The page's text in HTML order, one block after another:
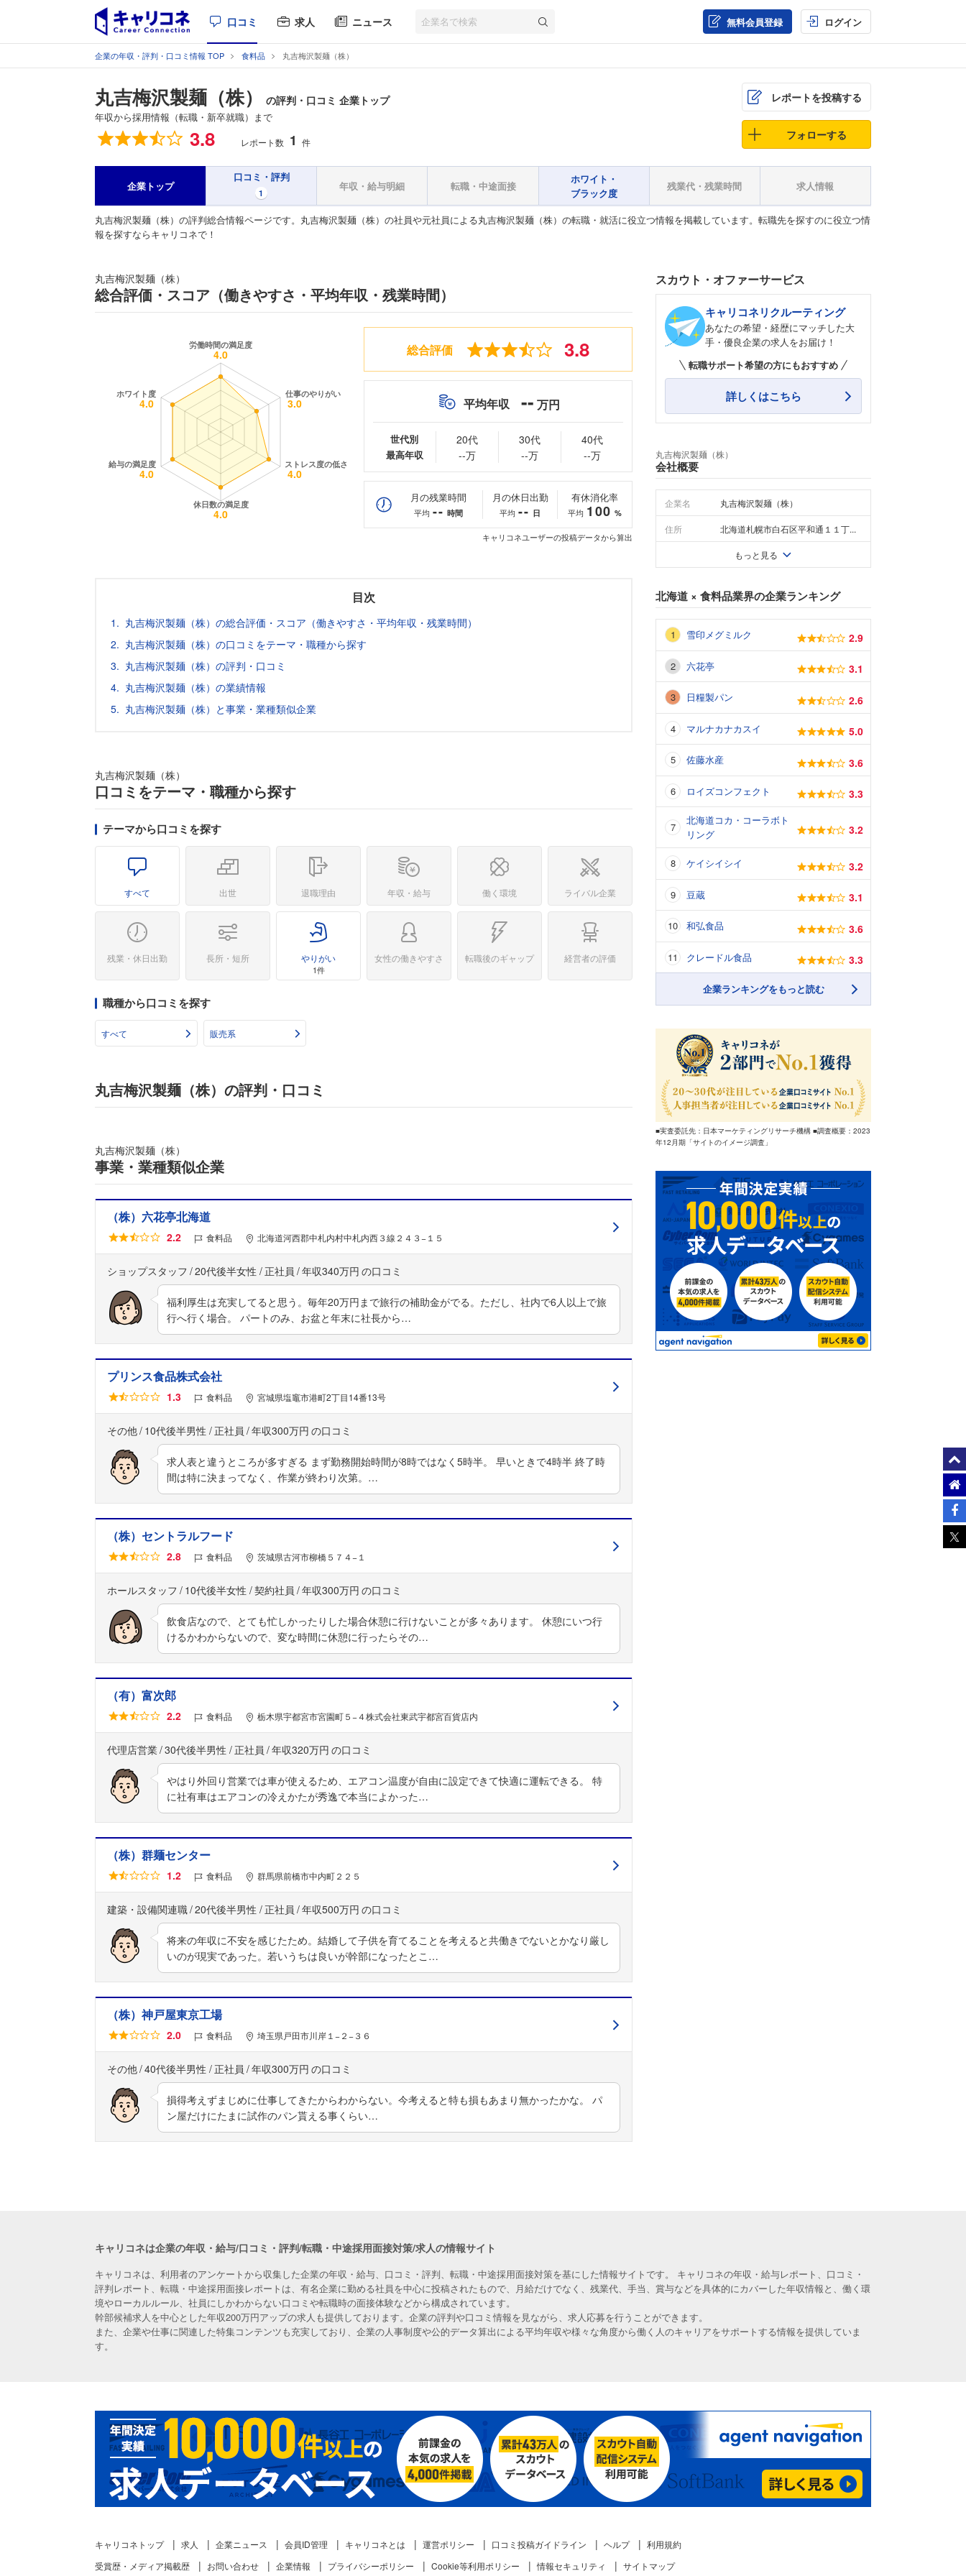
口コミ 求人 ニュース 無料会員登録 ログイン
企業の年収・評判・口コミ情報 TOP 食料品 丸吉梅沢製麺（株）
丸吉梅沢製麺（株） の評判・口コミ 企業トップ
年収から採用情報（転職・新卒就職）まで
総合評価 3.8 レポート数 1 件
レポートを投稿する
フォローする
企業トップ
口コミ・評判
1
年収・給与明細 転職・中途面接
ホワイト・
ブラック度
残業代・残業時間 求人情報
丸吉梅沢製麺（株）の評判総合情報ページです。丸吉梅沢製麺（株）の社員や元社員による丸吉梅沢製麺（株）の転職・就活に役立つ情報を掲載しています。転職先を探すのに役立つ情
報を探すならキャリコネで！
丸吉梅沢製麺（株）
総合評価・スコア（働きやすさ・平均年収・残業時間）
総合評価 3.8
平均年収 -- 万円
世代別
最高年収
20代
--万
30代
--万
40代
--万
月の残業時間
平均 -- 時間
月の休日出勤
平均 -- 日
有休消化率
平均 100 %
キャリコネユーザーの投稿データから算出
目次
丸吉梅沢製麺（株）の総合評価・スコア（働きやすさ・平均年収・残業時間）
丸吉梅沢製麺（株）の口コミをテーマ・職種から探す
丸吉梅沢製麺（株）の評判・口コミ
丸吉梅沢製麺（株）の業績情報
丸吉梅沢製麺（株）と事業・業種類似企業
丸吉梅沢製麺（株）
口コミをテーマ・職種から探す
テーマから口コミを探す
すべて 出世 退職理由 年収・給与 働く環境 ライバル企業
残業・休日出勤 長所・短所 やりがい
1件
女性の働きやすさ 転職後のギャップ 経営者の評価
職種から口コミを探す
すべて 販売系
丸吉梅沢製麺（株）の評判・口コミ
丸吉梅沢製麺（株）
事業・業種類似企業
（株）六花亭北海道
2.2 食料品 北海道河西郡中札内村中札内西３線２４３−１５
ショップスタッフ 20代後半女性 正社員 年収340万円
福利厚生は充実してると思う。毎年20万円まで旅行の補助金がでる。ただし、社内で6人以上で旅
行へ行く場合。 パートのみ、お盆と年末に社長から…
プリンス食品株式会社
1.3 食料品 宮城県塩竈市港町2丁目14番13号
その他 10代後半男性 正社員 年収300万円
求人表と違うところが多すぎる まず勤務開始時間が8時ではなく5時半。 早いときで4時半 終了時
間は特に決まってなく、作業が終わり次第。…
（株）セントラルフード
2.8 食料品 茨城県古河市柳橋５７４−１
ホールスタッフ 10代後半女性 契約社員 年収300万円
飲食店なので、とても忙しかったりした場合休憩に行けないことが多々あります。 休憩にいつ行
けるかわからないので、変な時間に休憩に行ったらその…
（有）富次郎
2.2 食料品 栃木県宇都宮市宮園町５−４株式会社東武宇都宮百貨店内
代理店営業 30代後半男性 正社員 年収320万円
やはり外回り営業では車が使えるため、エアコン温度が自由に設定できて快適に運転できる。 特
に社有車はエアコンの冷えかたが秀逸で本当によかった…
（株）群麺センター
1.2 食料品 群馬県前橋市中内町２２５
建築・設備関連職 20代後半男性 正社員 年収500万円
将来の年収に不安を感じたため。結婚して子供を育てることを考えると共働きでないとかなり厳し
いのが現実であった。若いうちは良いが幹部になったとこ…
（株）神戸屋東京工場
2.0 食料品 埼玉県戸田市川岸１−２−３６
その他 40代後半男性 正社員 年収300万円
損得考えずまじめに仕事してきたからわからない。今考えると特も損もあまり無かったかな。 パ
ン屋だけにたまに試作のパン貰える事くらい…
スカウト・オファーサービス
キャリコネリクルーティング
あなたの希望・経歴にマッチした大
手・優良企業の求人をお届け！
転職サポート希望の方にもおすすめ
詳しくはこちら
丸吉梅沢製麺（株）
会社概要
企業名 丸吉梅沢製麺（株）
住所 北海道札幌市白石区平和通１１丁...
もっと見る
北海道 × 食料品業界の企業ランキング
雪印メグミルク 2.9
六花亭 3.1
日糧製パン 2.6
マルナカナカスイ 5.0
佐藤水産 3.6
ロイズコンフェクト 3.3
北海道コカ・コーラボト
リング
3.2
ケイシイシイ 3.2
豆蔵 3.1
和弘食品 3.6
クレードル食品 3.3
企業ランキングをもっと読む
■実査委託先：日本マーケティングリサーチ機構 ■調査概要：2023
年12月期「サイトのイメージ調査」
キャリコネは企業の年収・給与/口コミ・評判/転職・中途採用面接対策/求人の情報サイト
キャリコネは、利用者のアンケートから収集した企業の年収・給与、口コミ・評判、転職・中途採用面接対策を基にした情報サイトです。 キャリコネの年収・給与レポート、口コミ・
評判レポート、転職・中途採用面接レポートは、有名企業に勤める社員を中心に投稿されたもので、月給だけでなく、残業代、手当、賞与などを具体的にカバーした年収情報と、働く環
境やローカルルール、社員にしかわからない口コミや転職時の面接体験などから構成されています。
幹部候補求人を中心とした年収200万円アップの求人も提供しております。企業の評判や口コミ情報を見ながら、求人応募を行うことができます。
また、企業や仕事に関連した特集コンテンツも充実しており、企業の人事制度や公的データ算出による平均年収や様々な角度から働く人のキャリアをサポートする情報を提供していま
す。
キャリコネトップ 求人 企業ニュース 会員ID管理 キャリコネとは 運営ポリシー 口コミ投稿ガイドライン ヘルプ
利用規約
受賞歴・メディア掲載歴
お問い合わせ 企業情報 プライバシーポリシー Cookie等利用ポリシー 情報セキュリティ サイトマップ